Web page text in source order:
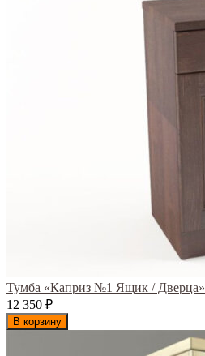
Тумба «Каприз №1 Ящик / Дверца»
12 350 ₽
В корзину